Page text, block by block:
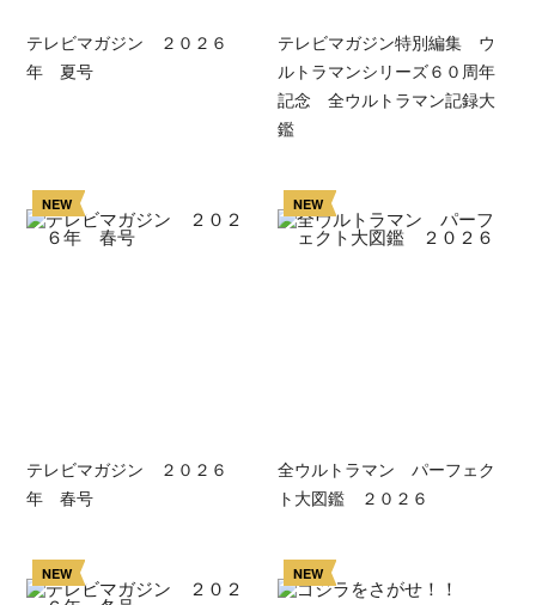
テレビマガジン ２０２６
年 夏号
テレビマガジン特別編集 ウ
ルトラマンシリーズ６０周年
記念 全ウルトラマン記録大
鑑
NEW
テレビマガジン ２０２６
年 春号
NEW
全ウルトラマン パーフェク
ト大図鑑 ２０２６
NEW NEW